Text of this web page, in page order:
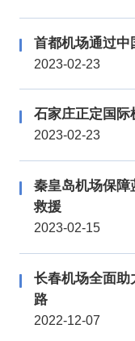
首都机场通过中
2023-02-23
石家庄正定国际
2023-02-23
秦皇岛机场保障
救援
2023-02-15
长春机场全面助
路
2022-12-07